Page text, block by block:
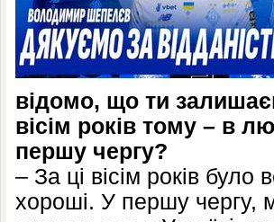
відомо, що ти
вісім років тому – в
першу чергу?
– За ці вісім років було
хороші. У першу чергу,